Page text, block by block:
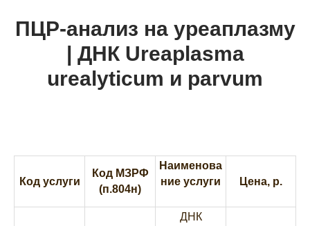
ПЦР-анализ на уреаплазму
| ДНК Ureaplasma
urealyticum и parvum
Код услуги
Код МЗРФ
(п.804н)
Наименова
ние услуги
Цена, р.
ДНК